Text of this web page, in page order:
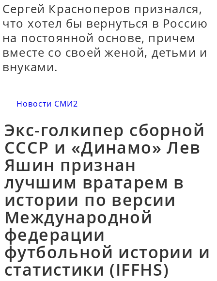
Сергей Красноперов признался,
что хотел бы вернуться в Россию
на постоянной основе, причем
вместе со своей женой, детьми и
внуками.
Новости СМИ2
Экс-голкипер сборной
СССР и «Динамо» Лев
Яшин признан
лучшим вратарем в
истории по версии
Международной
федерации
футбольной истории и
статистики (IFFHS)